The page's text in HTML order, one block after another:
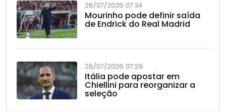
28/07/2026 07:34
Mourinho pode definir saída
de Endrick do Real Madrid
28/07/2026 07:29
Itália pode apostar em
Chiellini para reorganizar a
seleção